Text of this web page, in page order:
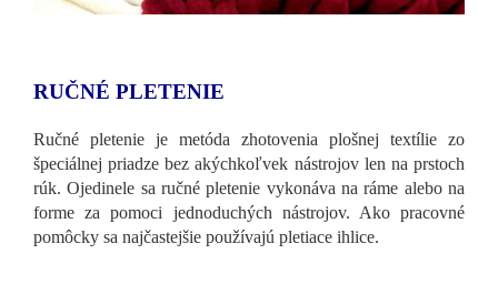
RUČNÉ PLETENIE
Ručné pletenie je metóda zhotovenia plošnej textílie zo
špeciálnej priadze bez akýchkoľvek nástrojov len na prstoch
rúk. Ojedinele sa ručné pletenie vykonáva na ráme alebo na
forme za pomoci jednoduchých nástrojov. Ako pracovné
pomôcky sa najčastejšie používajú pletiace ihlice.